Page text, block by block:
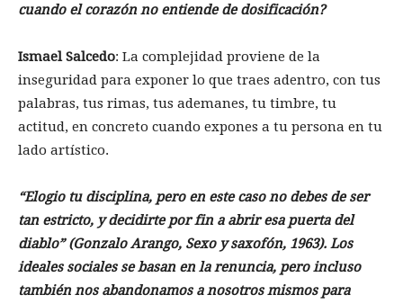
cuando el corazón no entiende de dosificación?
Ismael Salcedo: La complejidad proviene de la
inseguridad para exponer lo que traes adentro, con tus
palabras, tus rimas, tus ademanes, tu timbre, tu
actitud, en concreto cuando expones a tu persona en tu
lado artístico.
“Elogio tu disciplina, pero en este caso no debes de ser
tan estricto, y decidirte por fin a abrir esa puerta del
diablo” (Gonzalo Arango, Sexo y saxofón, 1963). Los
ideales sociales se basan en la renuncia, pero incluso
también nos abandonamos a nosotros mismos para